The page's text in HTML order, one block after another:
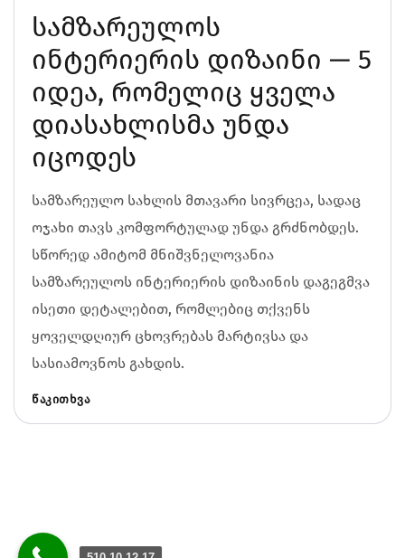
სამზარეულოს
ინტერიერის დიზაინი — 5
იდეა, რომელიც ყველა
დიასახლისმა უნდა
იცოდეს
სამზარეულო სახლის მთავარი სივრცეა, სადაც
ოჯახი თავს კომფორტულად უნდა გრძნობდეს.
სწორედ ამიტომ მნიშვნელოვანია
სამზარეულოს ინტერიერის დიზაინის დაგეგმვა
ისეთი დეტალებით, რომლებიც თქვენს
ყოველდღიურ ცხოვრებას მარტივსა და
სასიამოვნოს გახდის.
ᲬᲐᲙᲘᲗᲮᲕᲐ